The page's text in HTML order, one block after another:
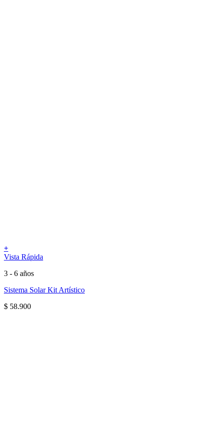
+
Vista Rápida
3 - 6 años
Sistema Solar Kit Artístico
$ 58.900